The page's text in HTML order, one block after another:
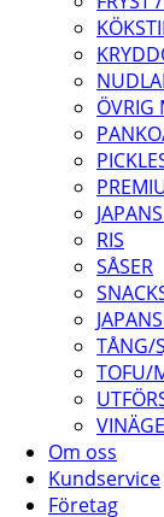
ÖVRIG
RIS
SÅSER
TÅNG/
TOFU/
Om oss
Kundservice
Företag